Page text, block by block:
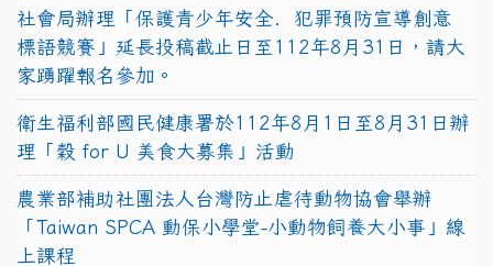
社會局辦理「保護青少年安全．犯罪預防宣導創意
標語競賽」延長投稿截止日至112年8月31日，請大
家踴躍報名參加。
衛生福利部國民健康署於112年8月1日至8月31日辦
理「穀 for U 美食大募集」活動
農業部補助社團法人台灣防止虐待動物協會舉辦
「Taiwan SPCA 動保小學堂-小動物飼養大小事」線
上課程